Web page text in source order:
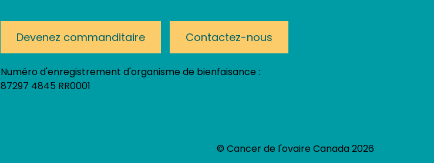
Devenez commanditaire Contactez-nous
Numéro d'enregistrement d'organisme de bienfaisance :
87297 4845 RR0001
© Cancer de l'ovaire Canada 2026